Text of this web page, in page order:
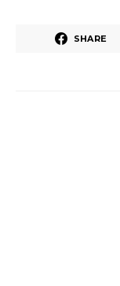
SHARE